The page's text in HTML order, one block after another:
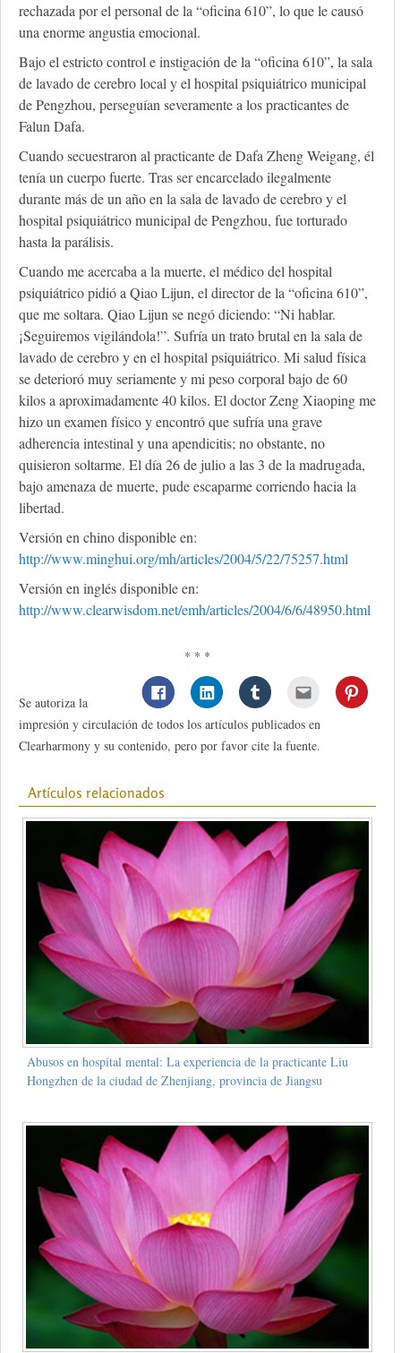
rechazada por el personal de la “oficina 610”, lo que le causó
una enorme angustia emocional.
Bajo el estricto control e instigación de la “oficina 610”, la sala
de lavado de cerebro local y el hospital psiquiátrico municipal
de Pengzhou, perseguían severamente a los practicantes de
Falun Dafa.
Cuando secuestraron al practicante de Dafa Zheng Weigang, él
tenía un cuerpo fuerte. Tras ser encarcelado ilegalmente
durante más de un año en la sala de lavado de cerebro y el
hospital psiquiátrico municipal de Pengzhou, fue torturado
hasta la parálisis.
Cuando me acercaba a la muerte, el médico del hospital
psiquiátrico pidió a Qiao Lijun, el director de la “oficina 610”,
que me soltara. Qiao Lijun se negó diciendo: “Ni hablar.
¡Seguiremos vigilándola!”. Sufría un trato brutal en la sala de
lavado de cerebro y en el hospital psiquiátrico. Mi salud física
se deterioró muy seriamente y mi peso corporal bajo de 60
kilos a aproximadamente 40 kilos. El doctor Zeng Xiaoping me
hizo un examen físico y encontró que sufría una grave
adherencia intestinal y una apendicitis; no obstante, no
quisieron soltarme. El día 26 de julio a las 3 de la madrugada,
bajo amenaza de muerte, pude escaparme corriendo hacia la
libertad.
Versión en chino disponible en:
http://www.minghui.org/mh/articles/2004/5/22/75257.html
Versión en inglés disponible en:
http://www.clearwisdom.net/emh/articles/2004/6/6/48950.html
* * *
Se autoriza la
impresión y circulación de todos los artículos publicados en
Clearharmony y su contenido, pero por favor cite la fuente.
Artículos relacionados
Abusos en hospital mental: La experiencia de la practicante Liu
Hongzhen de la ciudad de Zhenjiang, provincia de Jiangsu